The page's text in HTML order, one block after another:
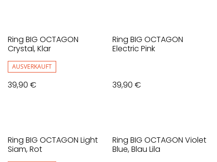
Ring BIG OCTAGON
Crystal, Klar
AUSVERKAUFT
39,90 €
Ring BIG OCTAGON
Electric Pink
39,90 €
Ring BIG OCTAGON Light
Siam, Rot
Ring BIG OCTAGON Violet
Blue, Blau Lila